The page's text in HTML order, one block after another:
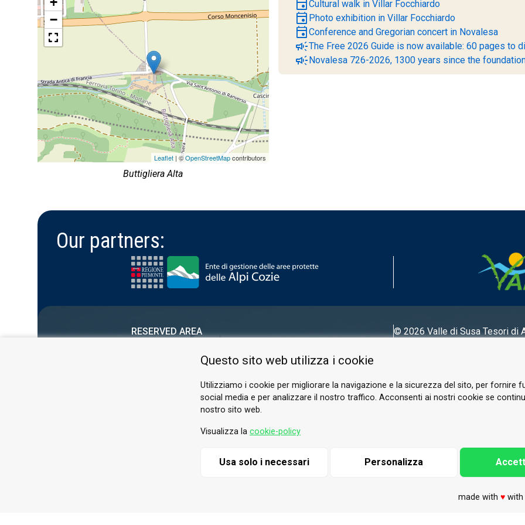
−
Leaflet| ©OpenStreetMapcontributors
Buttigliera Alta
event Cultural walk in Villar Focchiardo
event Photo exhibition in Villar Focchiardo
eventConference and Gregorian concert in Novalesa
campaignThe Free 2026 Guide is now available: 60 pages to
campaignNovalesa 726-2026, 1300 years since the
Our partners:
RESERVED AREA
© 2026 Valle di SusaTesori di
Questo sito web utilizza i cookie
Utilizziamo i cookie per migliorare la navigazione e la sicurezza del sito, per fornire
social media e per analizzare il nostro traffico. Acconsenti ai nostri cookie se
nostro sito web.
Visualizza la cookie-policy
Usa solo i necessari Personalizza
made with ♥with